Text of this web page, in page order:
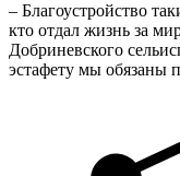
– Благоустройство
кто отдал жизнь за
Добриневского
эстафету мы обязаны